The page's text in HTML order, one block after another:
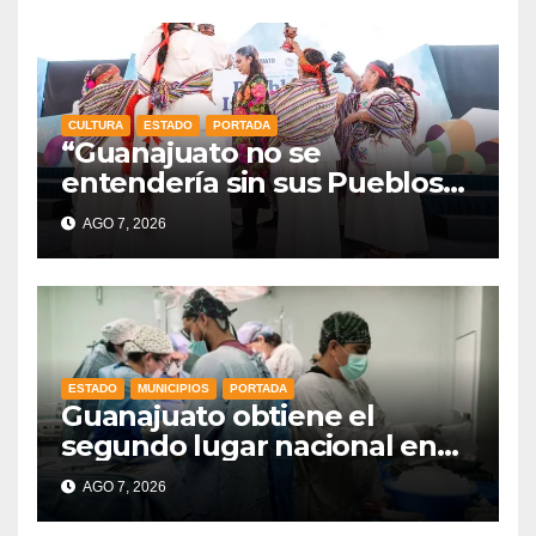
CULTURA ESTADO PORTADA
“Guanajuato no se
entendería sin sus Pueblos
Indígenas”: Libia Dennise
fortalece el orgullo del
AGO 7, 2026
ESTADO MUNICIPIOS PORTADA
Guanajuato obtiene el
segundo lugar nacional en
procuración de órganos
AGO 7, 2026